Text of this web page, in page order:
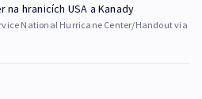
hranicích USA a Kanady
National Hurricane Center/Handout via